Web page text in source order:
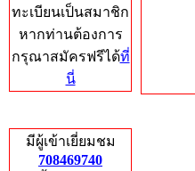
ทะเบียนเป็นสมาชิก
หากท่านต้องการ
กรุณาสมัครฟรีได้ที่
นี่
มีผู้เข้าเยี่ยมชม
708469740